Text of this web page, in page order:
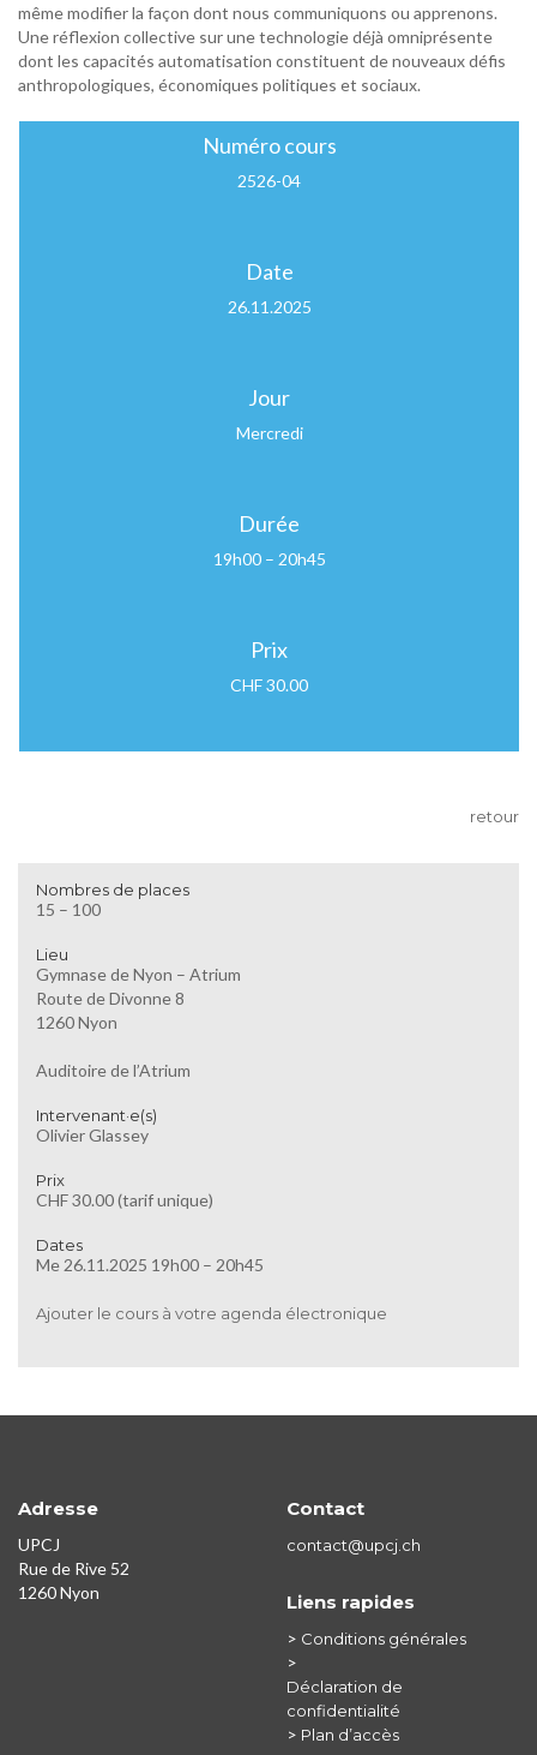
même modifier la façon dont nous communiquons ou apprenons.
Une réflexion collective sur une technologie déjà omniprésente
dont les capacités automatisation constituent de nouveaux défis
anthropologiques, économiques politiques et sociaux.
Numéro cours
2526-04
Date
26.11.2025
Jour
Mercredi
Durée
19h00 – 20h45
Prix
CHF 30.00
retour
Nombres de places
15 – 100
Lieu
Gymnase de Nyon – Atrium
Route de Divonne 8
1260 Nyon
Auditoire de l’Atrium
Intervenant·e(s)
Olivier Glassey
Prix
CHF 30.00 (tarif unique)
Dates
Me 26.11.2025 19h00 – 20h45
Ajouter le cours à votre agenda électronique
Adresse
UPCJ
Rue de Rive 52
1260 Nyon
Contact
contact@upcj.ch
Liens rapides
> Conditions générales
>
Déclaration de
confidentialité
> Plan d’accès